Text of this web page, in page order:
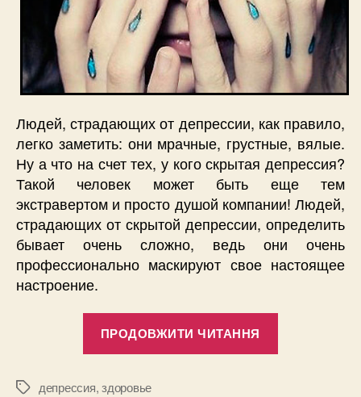
Людей, страдающих от депрессии, как правило,
легко заметить: они мрачные, грустные, вялые.
Ну а что на счет тех, у кого скрытая депрессия?
Такой человек может быть еще тем
экстравертом и просто душой компании! Людей,
страдающих от скрытой депрессии, определить
бывает очень сложно, ведь они очень
профессионально маскируют свое настоящее
настроение.
ПРОДОВЖИТИ ЧИТАННЯ
Позначкидепрессия,здоровье